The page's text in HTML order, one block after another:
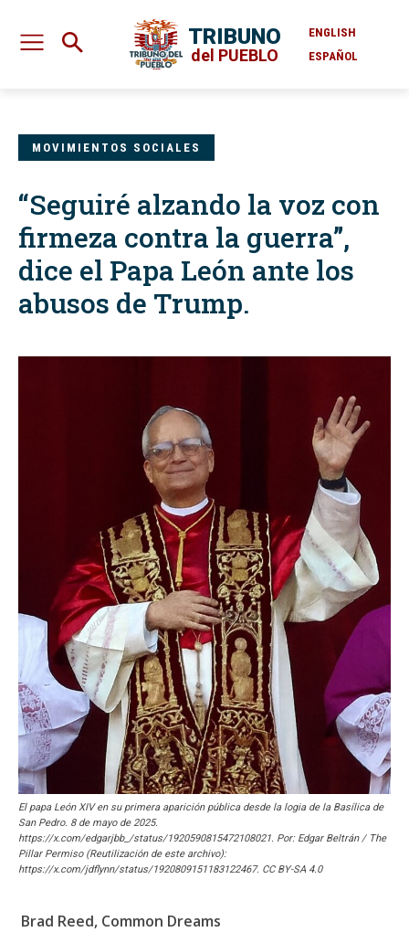
TRIBUNO
del PUEBLO
ENGLISH
ESPAÑOL
MOVIMIENTOS SOCIALES
“Seguiré alzando la voz con
firmeza contra la guerra”,
dice el Papa León ante los
abusos de Trump.
El papa León XIV en su primera aparición pública desde la logia de la Basílica de
San Pedro. 8 de mayo de 2025.
https://x.com/edgarjbb_/status/1920590815472108021. Por: Edgar Beltrán / The
Pillar Permiso (Reutilización de este archivo):
https://x.com/jdflynn/status/1920809151183122467. CC BY-SA 4.0
Brad Reed, Common Dreams